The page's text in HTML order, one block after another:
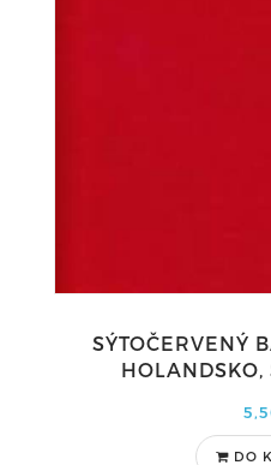
SÝTOČERVENÝ
HOLANDSKO,
DO